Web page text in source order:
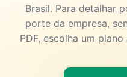
Brasil. Para detalhar
porte da empresa,
PDF, escolha um